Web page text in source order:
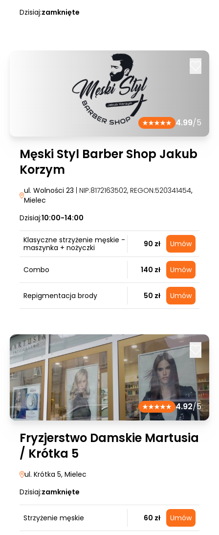
Dzisiaj:zamknięte
4.99/5
Męski Styl Barber Shop Jakub
Korzym
ul. Wolności 23 | NIP:8172163502, REGON:520341454,
Mielec
Dzisiaj:10:00-14:00
Klasyczne strzyżenie męskie -
maszynka + nożyczki
90 zł Umów
Combo 140 zł Umów
Repigmentacja brody 50 zł Umów
4.92/5
Fryzjerstwo Damskie Martusia
/ Krótka 5
ul. Krótka 5, Mielec
Dzisiaj:zamknięte
Strzyżenie męskie 60 zł Umów